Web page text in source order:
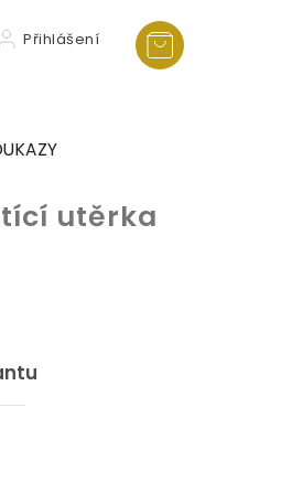
Přihlášení
utěrka